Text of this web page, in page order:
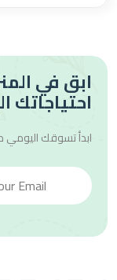
ابق في
احتياجاتك
ابدأ تسوقك اليومي